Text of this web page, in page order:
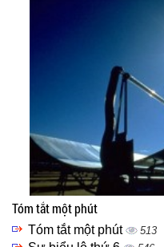
Tóm tắt một phút
Tóm tắt một phút 513